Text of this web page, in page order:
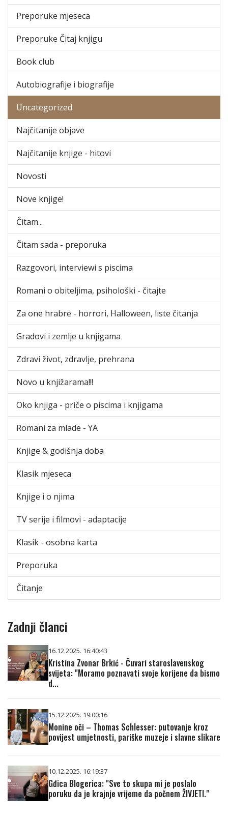
Preporuke mjeseca
Preporuke Čitaj knjigu
Book club
Autobiografije i biografije
Uncategorized
Najčitanije objave
Najčitanije knjige - hitovi
Novosti
Nove knjige!
Čitam...
Čitam sada - preporuka
Razgovori, interviewi s piscima
Romani o obiteljima, psihološki - čitajte
Za one hrabre - horrori, Halloween, liste čitanja
Gradovi i zemlje u knjigama
Zdravi život, zdravlje, prehrana
Novo u knjižarama!!!
Oko knjiga - priče o piscima i knjigama
Romani za mlade - YA
Knjige & godišnja doba
Klasik mjeseca
Knjige i o njima
TV serije i filmovi - adaptacije
Klasik - osobna karta
Preporuka
Čitanje
Zadnji članci
16.12.2025. 16:40:43
Kristina Zvonar Brkić - Čuvari staroslavenskog
svijeta: "Moramo poznavati svoje korijene da bismo
d...
15.12.2025. 19:00:16
Monine oči – Thomas Schlesser: putovanje kroz
povijest umjetnosti, pariške muzeje i slavne slikare
10.12.2025. 16:19:37
Gđica Blogerica: "Sve to skupa mi je poslalo
poruku da je krajnje vrijeme da počnem ŽIVJETI."